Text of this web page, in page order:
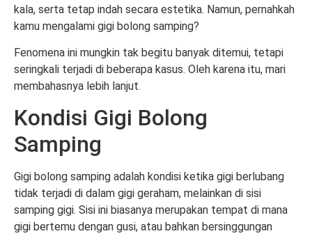
kala, serta tetap indah secara estetika. Namun, pernahkah
kamu mengalami gigi bolong samping?
Fenomena ini mungkin tak begitu banyak ditemui, tetapi
seringkali terjadi di beberapa kasus. Oleh karena itu, mari
membahasnya lebih lanjut.
Kondisi Gigi Bolong
Samping
Gigi bolong samping adalah kondisi ketika gigi berlubang
tidak terjadi di dalam gigi geraham, melainkan di sisi
samping gigi. Sisi ini biasanya merupakan tempat di mana
gigi bertemu dengan gusi, atau bahkan bersinggungan